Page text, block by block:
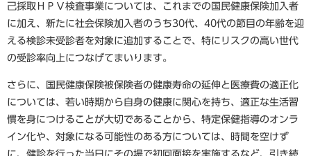
己採取ＨＰＶ検査事業については、これまでの国民健康保険加入者
に加え、新たに社会保険加入者のうち30代、40代の節目の年齢を迎
える検診未受診者を対象に追加することで、特にリスクの高い世代
の受診率向上につなげてまいります。
さらに、国民健康保険被保険者の健康寿命の延伸と医療費の適正化
については、若い時期から自身の健康に関心を持ち、適正な生活習
慣を身につけることが大切であることから、特定保健指導のオンラ
イン化や、対象になる可能性のある方については、時間を空けず
に、健診を行った当日にその場で初回面接を実施するなど、引き続